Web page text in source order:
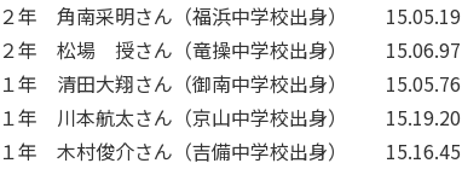
２年 角南采明さん（福浜中学校出身） 15.05.19
２年 松場 授さん（竜操中学校出身） 15.06.97
１年 清田大翔さん（御南中学校出身） 15.05.76
１年 川本航太さん（京山中学校出身） 15.19.20
１年 木村俊介さん（吉備中学校出身） 15.16.45